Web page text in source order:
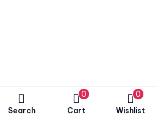
Search Cart
0
Wishlist
0